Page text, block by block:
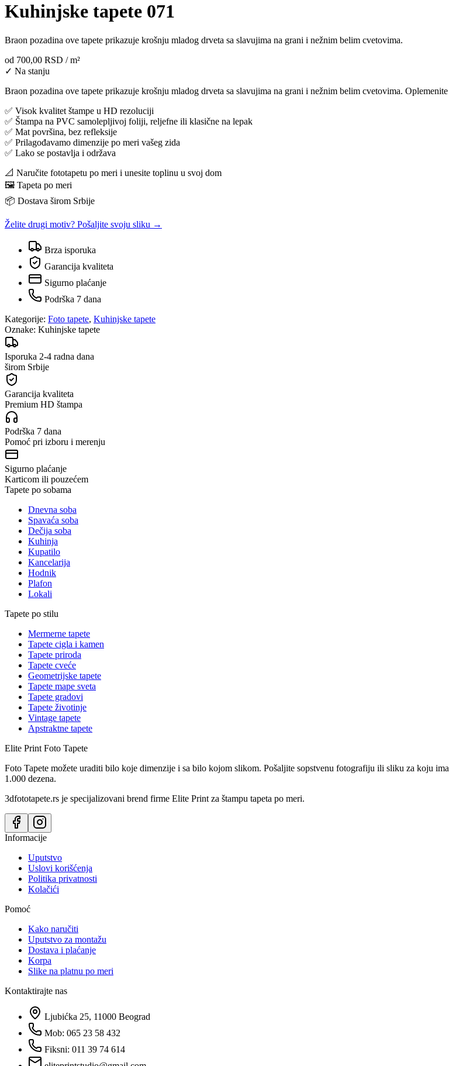
Kuhinjske tapete 071
Braon pozadina ove tapete prikazuje krošnju mladog drveta sa slavujima na grani i nežnim belim cvetovima.
od 700,00 RSD / m²
✓ Na stanju
Braon pozadina ove tapete prikazuje krošnju mladog drveta sa slavujima na grani i nežnim belim cvetovima.
✅ Visok kvalitet štampe u HD rezoluciji
✅ Štampa na PVC samolepljivoj foliji, reljefne ili klasične na lepak
✅ Mat površina, bez refleksije
✅ Prilagođavamo dimenzije po meri vašeg zida
✅ Lako se postavlja i održava
📐 Naručite fototapetu po meri i unesite toplinu u svoj dom
🖼️ Tapeta po meri
📦 Dostava širom Srbije
Želite drugi motiv? Pošaljite svoju sliku →
Brza isporuka
Garancija kvaliteta
Sigurno plaćanje
Podrška 7 dana
Kategorije: Foto tapete, Kuhinjske tapete
Oznake: Kuhinjske tapete
Isporuka 2-4 radna dana
širom Srbije
Garancija kvaliteta
Premium HD štampa
Podrška 7 dana
Pomoć pri izboru i merenju
Sigurno plaćanje
Karticom ili pouzećem
Tapete po sobama
Dnevna soba
Spavaća soba
Dečija soba
Kuhinja
Kupatilo
Kancelarija
Hodnik
Plafon
Lokali
Tapete po stilu
Mermerne tapete
Tapete cigla i kamen
Tapete priroda
Tapete cveće
Geometrijske tapete
Tapete mape sveta
Tapete gradovi
Tapete životinje
Vintage tapete
Apstraktne tapete
Elite Print Foto Tapete
Foto Tapete možete uraditi bilo koje dimenzije i sa bilo kojom slikom. Pošaljite sopstvenu fotografiju ili sliku za koju
1.000 dezena.
3dfototapete.rs je specijalizovani brend firme Elite Print za štampu tapeta po meri.
Informacije
Uputstvo
Uslovi korišćenja
Politika privatnosti
Kolačići
Pomoć
Kako naručiti
Uputstvo za montažu
Dostava i plaćanje
Korpa
Slike na platnu po meri
Kontaktirajte nas
Ljubićka 25, 11000 Beograd
Mob: 065 23 58 432
Fiksni: 011 39 74 614